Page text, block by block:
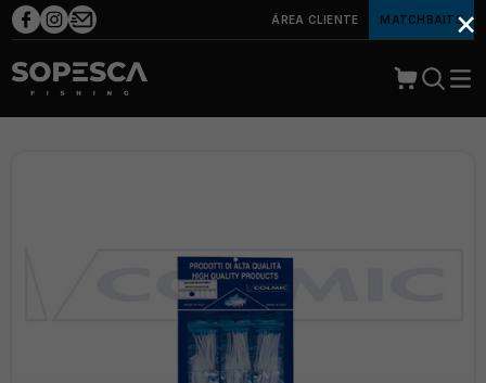
ÁREA CLIENTE MATCHBAITS×